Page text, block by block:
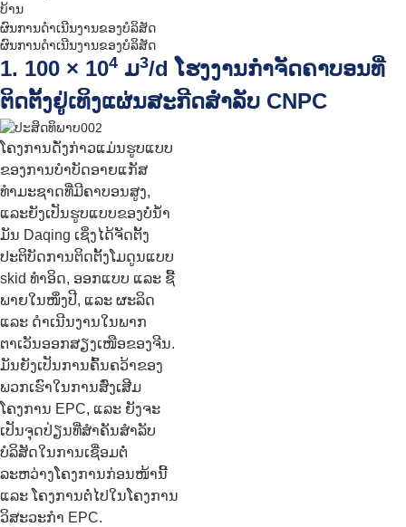
ບ້ານ
ຜົນການດຳເນີນງານຂອງບໍລິສັດ
ຜົນການດຳເນີນງານຂອງບໍລິສັດ
1. 100 × 104 ມ3/d ໂຮງງານກຳຈັດຄາບອນທີ່
ຕິດຕັ້ງຢູ່ເທິງແຜ່ນສະກີດສຳລັບ CNPC
ໂຄງການດັ່ງກ່າວແມ່ນຮູບແບບ
ຂອງການບຳບັດອາຍແກັສ
ທຳມະຊາດທີ່ມີຄາບອນສູງ,
ແລະຍັງເປັນຮູບແບບຂອງບໍ່ນ້ຳ
ມັນ Daqing ເຊິ່ງໄດ້ຈັດຕັ້ງ
ປະຕິບັດການຕິດຕັ້ງໂມດູນແບບ
skid ທຳອິດ, ອອກແບບ ແລະ ຊື້
ພາຍໃນໜຶ່ງປີ, ແລະ ຜະລິດ
ແລະ ດຳເນີນງານໃນພາກ
ຕາເວັນອອກສຽງເໜືອຂອງຈີນ.
ມັນຍັງເປັນການຄົ້ນຄວ້າຂອງ
ພວກເຮົາໃນການສົ່ງເສີມ
ໂຄງການ EPC, ແລະ ຍັງຈະ
ເປັນຈຸດປ່ຽນທີ່ສຳຄັນສຳລັບ
ບໍລິສັດໃນການເຊື່ອມຕໍ່
ລະຫວ່າງໂຄງການກ່ອນໜ້ານີ້
ແລະ ໂຄງການຕໍ່ໄປໃນໂຄງການ
ວິສະວະກຳ EPC.